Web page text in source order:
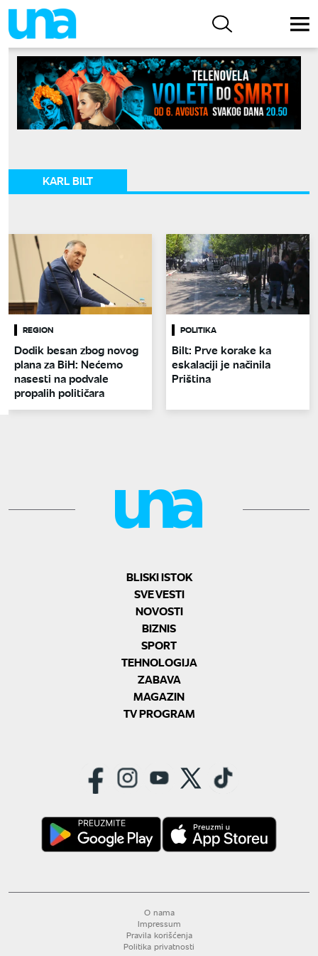
KARL BILT
REGION
Dodik besan zbog novog
plana za BiH: Nećemo
nasesti na podvale
propalih političara
POLITIKA
Bilt: Prve korake ka
eskalaciji je načinila
Priština
BLISKI ISTOK
SVE VESTI
NOVOSTI
BIZNIS
SPORT
TEHNOLOGIJA
ZABAVA
MAGAZIN
TV PROGRAM
O nama
Impressum
Pravila korišćenja
Politika privatnosti